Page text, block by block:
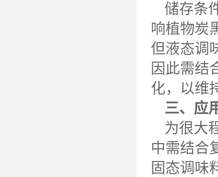
储存条
响植物炭
但液态调
因此需结
化，以维
三、应
为很大
中需结合
固态调味